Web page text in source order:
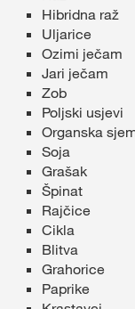
Hibridna raž
Uljarice
Ozimi ječam
Jari ječam
Zob
Poljski usjevi
Organska
Soja
Grašak
Špinat
Rajčice
Cikla
Blitva
Grahorice
Paprike